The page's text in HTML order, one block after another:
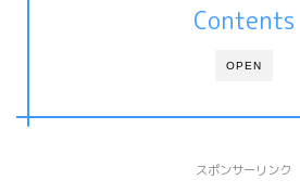
OPEN
Contents
スポンサーリンク